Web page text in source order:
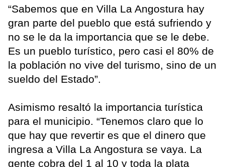
“Sabemos que en Villa La Angostura hay
gran parte del pueblo que está sufriendo y
no se le da la importancia que se le debe.
Es un pueblo turístico, pero casi el 80% de
la población no vive del turismo, sino de un
sueldo del Estado”.
Asimismo resaltó la importancia turística
para el municipio. “Tenemos claro que lo
que hay que revertir es que el dinero que
ingresa a Villa La Angostura se vaya. La
gente cobra del 1 al 10 y toda la plata